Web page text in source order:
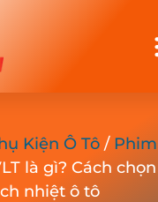
Kiện Ô Tô /
là gì? Cách
nhiệt ô tô